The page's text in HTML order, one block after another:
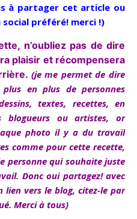
à partager cet article ou
préféré! merci !)
n’oubliez pas de dire
plaisir et récompensera
(je me permet de dire
en plus de personnes
textes, recettes, en
blogueurs ou artistes, or
photo il y a du travail
comme pour cette recette,
personne qui souhaite juste
Donc oui partagez! avec
vers le blog, citez-le par
Merci à tous)